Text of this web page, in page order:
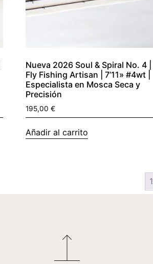
Nueva 2026 Soul & Spiral No. 4 |
Fly Fishing Artisan | 7’11» #4wt |
Especialista en Mosca Seca y
Precisión
195,00 €
Añadir al carrito
1